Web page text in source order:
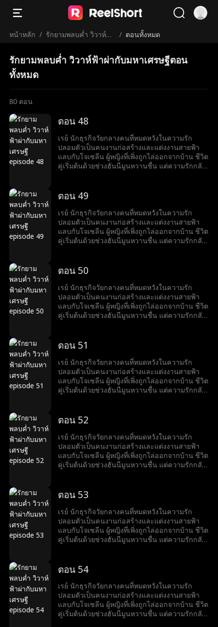
หน้าหลัก / รักยามพลบค่ำ วิวาห์ฟ้า
ผ่ากับมหาเศรษฐี
/ ตอนทั้งหมด
รักยามพลบค่ำ วิวาห์ฟ้าผ่ากับมหาเศรษฐีตอน
ทั้งหมด
80 ตอน
ตอน 48
เรย์ นักธุรกิจวัยกลางคนที่หมดหวังในความรัก
ปลอมตัวเป็นคนงานก่อสร้างและแต่งงานสายฟ้า
แลบกับโจเซลีน ผู้หญิงที่เพิ่งถูกไล่ออกจากบ้าน ชีวิต
คู่เริ่มต้นด้วยช่วงฮันนีมูนหวานชื่น แต่ความรักกลับ
หลายครั้ง เรย์เผยตัวตนมหาเศรษฐีให้เธอรู้ ทั้งคู่จึง
เพื่อสร้างความร้าวฉานระหว่างเรย์และโจเซลีน
ขณะที่โจเซลีนเตรียมเสียสละตัวเองเพื่ออาชีพของ
สามี เรย์ก็ทำให้เธอประหลาดใจด้วยความโรแมน
ติกที่สุด...
ตอน 49
เรย์ นักธุรกิจวัยกลางคนที่หมดหวังในความรัก
ปลอมตัวเป็นคนงานก่อสร้างและแต่งงานสายฟ้า
แลบกับโจเซลีน ผู้หญิงที่เพิ่งถูกไล่ออกจากบ้าน ชีวิต
คู่เริ่มต้นด้วยช่วงฮันนีมูนหวานชื่น แต่ความรักกลับ
หลายครั้ง เรย์เผยตัวตนมหาเศรษฐีให้เธอรู้ ทั้งคู่จึง
เพื่อสร้างความร้าวฉานระหว่างเรย์และโจเซลีน
ขณะที่โจเซลีนเตรียมเสียสละตัวเองเพื่ออาชีพของ
สามี เรย์ก็ทำให้เธอประหลาดใจด้วยความโรแมน
ติกที่สุด...
ตอน 50
เรย์ นักธุรกิจวัยกลางคนที่หมดหวังในความรัก
ปลอมตัวเป็นคนงานก่อสร้างและแต่งงานสายฟ้า
แลบกับโจเซลีน ผู้หญิงที่เพิ่งถูกไล่ออกจากบ้าน ชีวิต
คู่เริ่มต้นด้วยช่วงฮันนีมูนหวานชื่น แต่ความรักกลับ
หลายครั้ง เรย์เผยตัวตนมหาเศรษฐีให้เธอรู้ ทั้งคู่จึง
เพื่อสร้างความร้าวฉานระหว่างเรย์และโจเซลีน
ขณะที่โจเซลีนเตรียมเสียสละตัวเองเพื่ออาชีพของ
สามี เรย์ก็ทำให้เธอประหลาดใจด้วยความโรแมน
ติกที่สุด...
ตอน 51
เรย์ นักธุรกิจวัยกลางคนที่หมดหวังในความรัก
ปลอมตัวเป็นคนงานก่อสร้างและแต่งงานสายฟ้า
แลบกับโจเซลีน ผู้หญิงที่เพิ่งถูกไล่ออกจากบ้าน ชีวิต
คู่เริ่มต้นด้วยช่วงฮันนีมูนหวานชื่น แต่ความรักกลับ
หลายครั้ง เรย์เผยตัวตนมหาเศรษฐีให้เธอรู้ ทั้งคู่จึง
เพื่อสร้างความร้าวฉานระหว่างเรย์และโจเซลีน
ขณะที่โจเซลีนเตรียมเสียสละตัวเองเพื่ออาชีพของ
สามี เรย์ก็ทำให้เธอประหลาดใจด้วยความโรแมน
ติกที่สุด...
ตอน 52
เรย์ นักธุรกิจวัยกลางคนที่หมดหวังในความรัก
ปลอมตัวเป็นคนงานก่อสร้างและแต่งงานสายฟ้า
แลบกับโจเซลีน ผู้หญิงที่เพิ่งถูกไล่ออกจากบ้าน ชีวิต
คู่เริ่มต้นด้วยช่วงฮันนีมูนหวานชื่น แต่ความรักกลับ
หลายครั้ง เรย์เผยตัวตนมหาเศรษฐีให้เธอรู้ ทั้งคู่จึง
เพื่อสร้างความร้าวฉานระหว่างเรย์และโจเซลีน
ขณะที่โจเซลีนเตรียมเสียสละตัวเองเพื่ออาชีพของ
สามี เรย์ก็ทำให้เธอประหลาดใจด้วยความโรแมน
ติกที่สุด...
ตอน 53
เรย์ นักธุรกิจวัยกลางคนที่หมดหวังในความรัก
ปลอมตัวเป็นคนงานก่อสร้างและแต่งงานสายฟ้า
แลบกับโจเซลีน ผู้หญิงที่เพิ่งถูกไล่ออกจากบ้าน ชีวิต
คู่เริ่มต้นด้วยช่วงฮันนีมูนหวานชื่น แต่ความรักกลับ
หลายครั้ง เรย์เผยตัวตนมหาเศรษฐีให้เธอรู้ ทั้งคู่จึง
เพื่อสร้างความร้าวฉานระหว่างเรย์และโจเซลีน
ขณะที่โจเซลีนเตรียมเสียสละตัวเองเพื่ออาชีพของ
สามี เรย์ก็ทำให้เธอประหลาดใจด้วยความโรแมน
ติกที่สุด...
ตอน 54
เรย์ นักธุรกิจวัยกลางคนที่หมดหวังในความรัก
ปลอมตัวเป็นคนงานก่อสร้างและแต่งงานสายฟ้า
แลบกับโจเซลีน ผู้หญิงที่เพิ่งถูกไล่ออกจากบ้าน ชีวิต
คู่เริ่มต้นด้วยช่วงฮันนีมูนหวานชื่น แต่ความรักกลับ